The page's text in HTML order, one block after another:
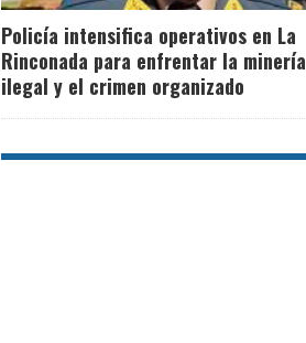
Policía intensifica operativos en La
Rinconada para enfrentar la minería
ilegal y el crimen organizado